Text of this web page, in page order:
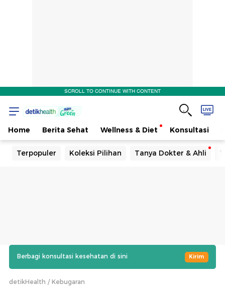
SCROLL TO CONTINUE WITH CONTENT
Home Berita Sehat Wellness & Diet Konsultasi
Terpopuler Koleksi Pilihan Tanya Dokter & Ahli
Berbagi konsultasi kesehatan di sini Kirim
detikHealth Kebugaran